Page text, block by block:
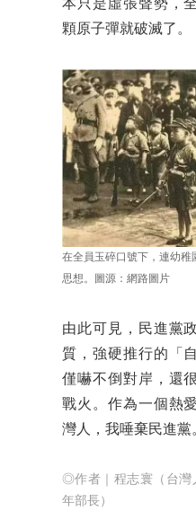
本只是虛張聲勢，
顆原子彈就破滅了。
在全員玉碎口號下，連幼稚
思想。圖源：網路圖片
由此可見，民進黨
質，強硬推行的「
僅嚇不倒對岸，還
戰火。作為一個熱
灣人，我唾棄民進黨
◎作者｜程志寰（台灣
年部長）